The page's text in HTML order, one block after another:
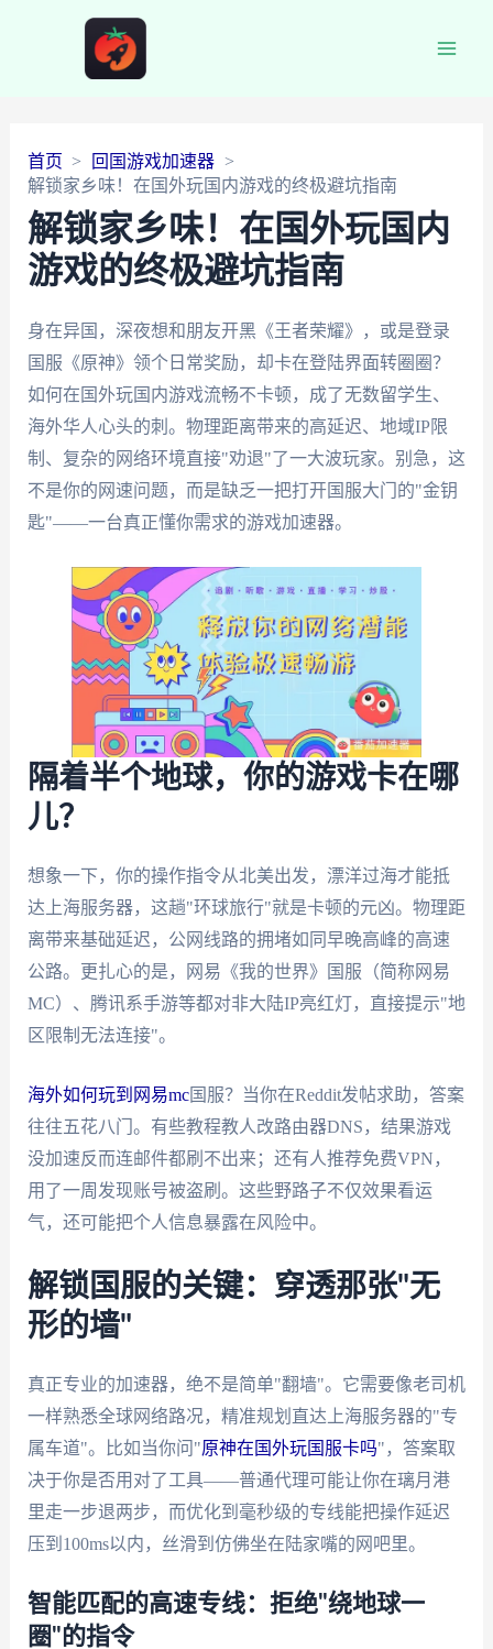
首页
回国游戏加速器
解锁家乡味！在国外玩国内游戏的终极避坑指南
解锁家乡味！在国外玩国内
游戏的终极避坑指南
身在异国，深夜想和朋友开黑《王者荣耀》，或是登录
国服《原神》领个日常奖励，却卡在登陆界面转圈圈？
如何在国外玩国内游戏流畅不卡顿，成了无数留学生、
海外华人心头的刺。物理距离带来的高延迟、地域IP限
制、复杂的网络环境直接"劝退"了一大波玩家。别急，这
不是你的网速问题，而是缺乏一把打开国服大门的"金钥
匙"——一台真正懂你需求的游戏加速器。
隔着半个地球，你的游戏卡在哪
儿？
想象一下，你的操作指令从北美出发，漂洋过海才能抵
达上海服务器，这趟"环球旅行"就是卡顿的元凶。物理距
离带来基础延迟，公网线路的拥堵如同早晚高峰的高速
公路。更扎心的是，网易《我的世界》国服（简称网易
MC）、腾讯系手游等都对非大陆IP亮红灯，直接提示"地
区限制无法连接"。
海外如何玩到网易mc国服？当你在Reddit发帖求助，答案
往往五花八门。有些教程教人改路由器DNS，结果游戏
没加速反而连邮件都刷不出来；还有人推荐免费VPN，
用了一周发现账号被盗刷。这些野路子不仅效果看运
气，还可能把个人信息暴露在风险中。
解锁国服的关键：穿透那张"无
形的墙"
真正专业的加速器，绝不是简单"翻墙"。它需要像老司机
一样熟悉全球网络路况，精准规划直达上海服务器的"专
属车道"。比如当你问"原神在国外玩国服卡吗"，答案取
决于你是否用对了工具——普通代理可能让你在璃月港
里走一步退两步，而优化到毫秒级的专线能把操作延迟
压到100ms以内，丝滑到仿佛坐在陆家嘴的网吧里。
智能匹配的高速专线：拒绝"绕地球一
圈"的指令